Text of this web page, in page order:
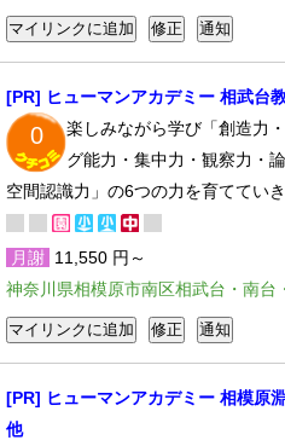
[PR] ヒューマンアカデミー 相武台
0
楽しみながら学び「創造力
グ能力・集中力・観察力・
空間認識力」の6つの力を育てていき
月謝 11,550 円～
神奈川県相模原市南区相武台・南台
[PR] ヒューマンアカデミー 相模原
他